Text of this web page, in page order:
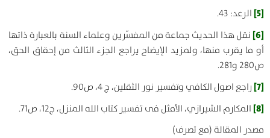
[5] الرعد: 43.
[6]
نقل هذا الحديث جماعة من المفسّرين وعلماء السنة بالعبارة ذاتها
أو ما يقرب منها، ولمزيد الإيضاح يراجع الجزء الثالث من إحقاق الحق،
ص280 و281.
[7] راجع اصول الكافي وتفسير نور الثقلين، ج 4، ص90.
[8]
المكارم الشيرازي، الأمثل فى تفسير كتاب الله المنزل، ج‏12، ص71.
مصدر المقالة (مع تصرف)